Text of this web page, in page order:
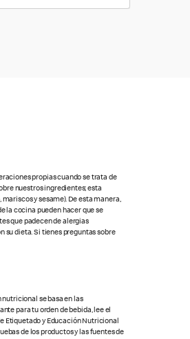
propias cuando se trata de
nuestros ingredientes; esta
y sesame). De esta manera,
la cocina pueden hacer que se
que padecen de alergias
su dieta. Si tienes preguntas sobre
se basa en las
para tu orden de bebida, lee el
Etiquetado y Educación Nutricional
de los productos y las fuentes de